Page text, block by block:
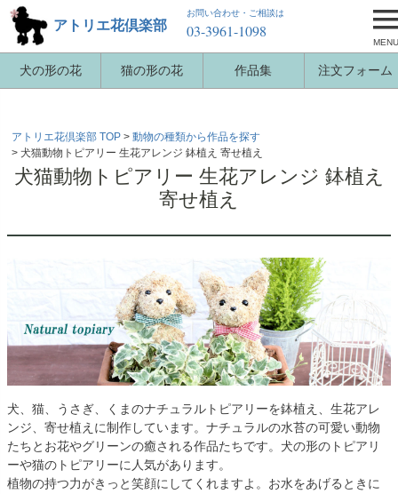
犬の形の花 猫の形の花 作品集 注文フォーム
アトリエ花倶楽部
お問い合わせ・ご相談は
03-3961-1098
MENU
アトリエ花倶楽部 TOP
動物の種類から作品を探す
犬猫動物トピアリー 生花アレンジ 鉢植え 寄せ植え
犬猫動物トピアリー 生花アレンジ 鉢植え
寄せ植え
犬、猫、うさぎ、くまのナチュラルトピアリーを鉢植え、生花アレ
ンジ、寄せ植えに制作しています。ナチュラルの水苔の可愛い動物
たちとお花やグリーンの癒される作品たちです。犬の形のトピアリ
ーや猫のトピアリーに人気があります。
植物の持つ力がきっと笑顔にしてくれますよ。お水をあげるときに